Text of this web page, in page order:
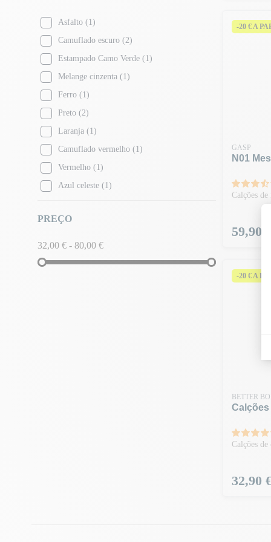
Asfalto (1)
Camuflado escuro (2)
Estampado Camo Verde (1)
Melange cinzenta (1)
Ferro (1)
Preto (2)
Laranja (1)
Camuflado vermelho (1)
Vermelho (1)
Azul celeste (1)
Verde lavado
PREÇO
32,00 € - 80,00 €
-20 € A
GASP
N01
Calções de
Preço
59,90 €
-20 € A
BETTER
Calções de
Preço
32,90